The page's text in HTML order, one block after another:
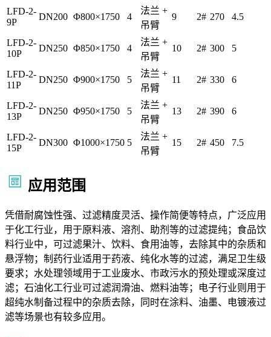
LFD-2-
9P
DN200 Φ800×1750 4
法兰 +
吊臂
9 2# 270 4.5
LFD-2-
10P
DN250 Φ850×1750 4
法兰 +
吊臂
10 2# 300 5
LFD-2-
11P
DN250 Φ900×1750 5
法兰 +
吊臂
11 2# 330 6
LFD-2-
13P
DN250 Φ950×1750 5
法兰 +
吊臂
13 2# 390 6
LFD-2-
15P
DN300 Φ1000×1750 5
法兰 +
吊臂
15 2# 450 7.5
应用范围
凭借耐腐蚀性强、过滤精度灵活、操作简便等特点，广泛应用
于化工行业，用于原料液、溶剂、助剂等的过滤提纯；食品饮
料行业中，可过滤果汁、饮料、食用油等，去除其中的杂质和
悬浮物；制药行业适用于药液、纯化水等的过滤，满足卫生级
要求；水处理领域用于工业废水、市政污水的预处理或深度过
滤；石油化工行业可过滤润滑油、燃料油等；电子行业则用于
超纯水制备过程中的杂质去除，同时在涂料、油墨、电镀液过
滤等场景也有较多应用。